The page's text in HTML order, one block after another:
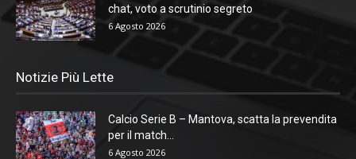
chat, voto a scrutinio segreto
6 Agosto 2026
Notizie Più Lette
Calcio Serie B – Mantova, scatta la prevendita
per il match...
6 Agosto 2026